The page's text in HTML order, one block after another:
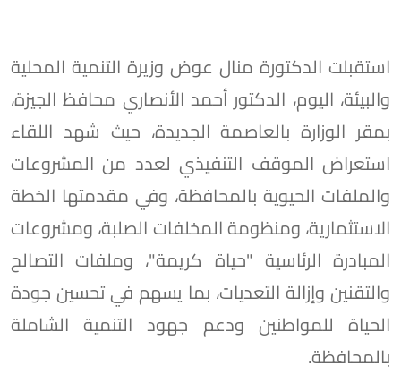
استقبلت الدكتورة منال عوض وزيرة التنمية المحلية
والبيئة، اليوم، الدكتور أحمد الأنصاري محافظ الجيزة،
بمقر الوزارة بالعاصمة الجديدة، حيث شهد اللقاء
استعراض الموقف التنفيذي لعدد من المشروعات
والملفات الحيوية بالمحافظة، وفي مقدمتها الخطة
الاستثمارية، ومنظومة المخلفات الصلبة، ومشروعات
المبادرة الرئاسية "حياة كريمة"، وملفات التصالح
والتقنين وإزالة التعديات، بما يسهم في تحسين جودة
الحياة للمواطنين ودعم جهود التنمية الشاملة
بالمحافظة.